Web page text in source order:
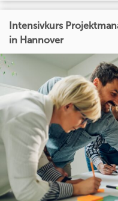
Intensivkurs
in Hannover